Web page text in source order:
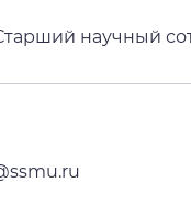
научный